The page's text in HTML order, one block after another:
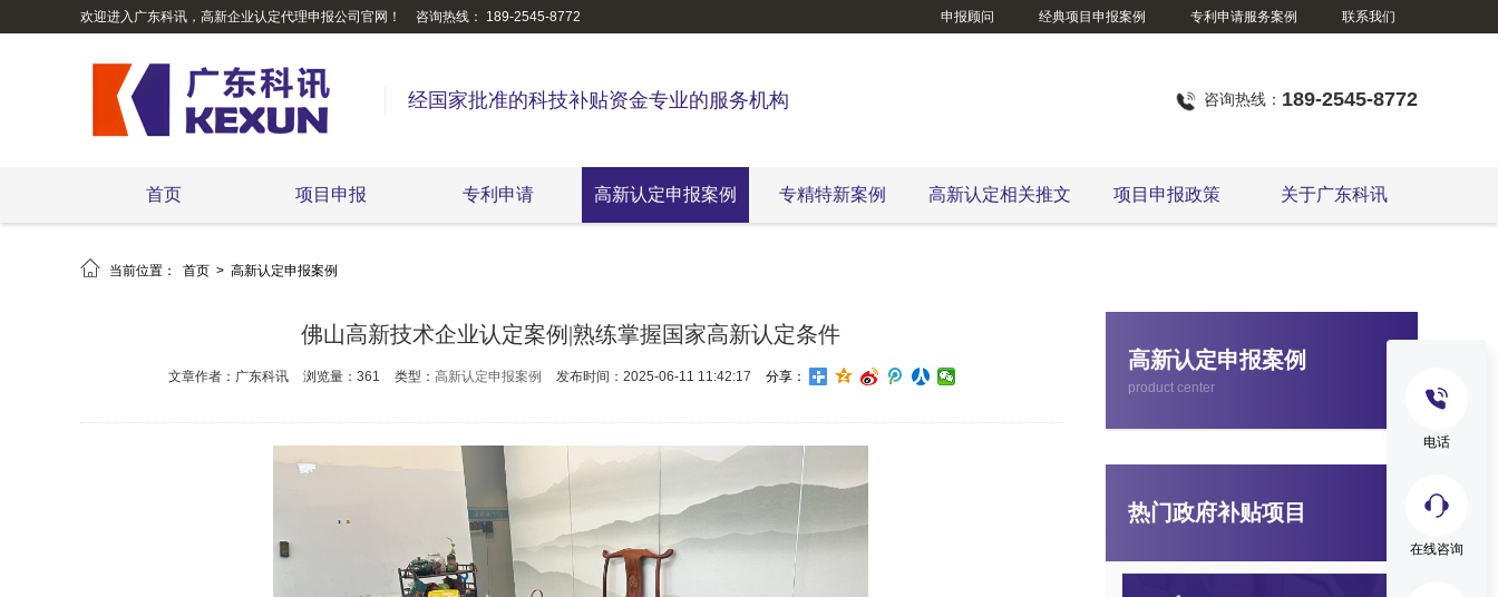
欢迎进入广东科讯，高新企业认定代理申报公司官网！ 咨询热线： 189-2545-8772 申报顾问 经典项目申报案例 专利申请服务案例 联系我们
经国家批准的科技补贴资金专业的服务机构 咨询热线： 189-2545-8772
首页 项目申报 专利申请 高新认定申报案例 专精特新案例 高新认定相关推文 项目申报政策 关于广东科讯
 当前位置： 首页 > 高新认定申报案例
高新认定申报案例
product center
热门政府补贴项目
佛山高新技术企业认定案例|熟练掌握国家高新认定条件
文章作者：广东科讯 浏览量：361 类型： 高新认定申报案例 发布时间：2025-06-11 11:42:17 分享：
电话
在线咨询